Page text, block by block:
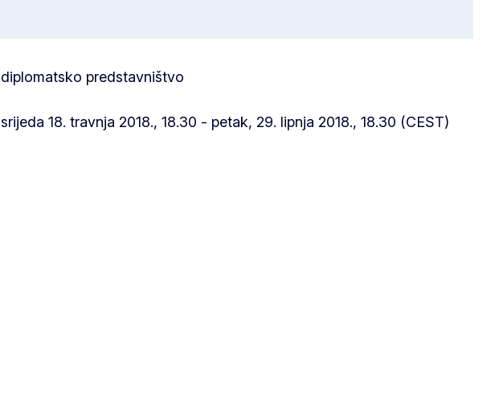
diplomatsko predstavništvo
srijeda 18. travnja 2018., 18.30 - petak, 29. lipnja 2018., 18.30 (CEST)